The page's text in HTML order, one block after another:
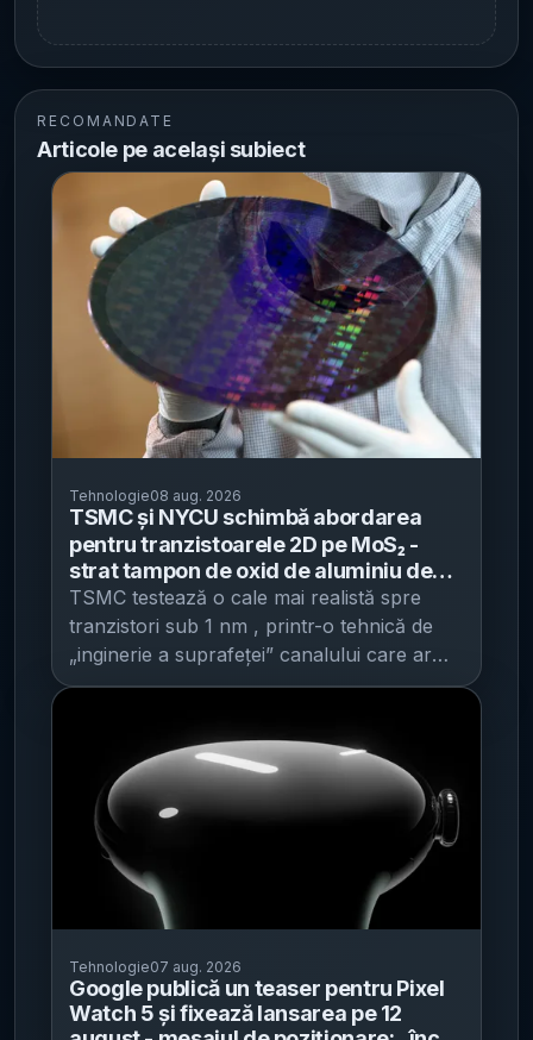
RECOMANDATE
Articole pe același subiect
Tehnologie08 aug. 2026
TSMC și NYCU schimbă abordarea
pentru tranzistoarele 2D pe MoS₂ -
strat tampon de oxid de aluminiu de
0,42 nm pentru control mai bun al
curentului la dimensiuni sub-1 nm
TSMC testează o cale mai realistă spre
tranzistori sub 1 nm , printr-o tehnică de
„inginerie a suprafeței” canalului care ar
putea reduce rezistența și îmbunătăți
Wccftech . Miza este una operațională:
dacă metoda se dovedește scalabilă, ar
putea simplifica una dintre cele mai dificile
etape la tranzistorii 2D (depunerea
uniformă a stratului izolator al porții), un
blocaj major în miniaturizarea dincolo de
generațiile actuale. De ce contează: limita
arhitecturile folosite azi pe scară largă
(FinFET și GaaFET), poarta „înconjoară”
canalul pentru a controla mai bine fluxul
Tehnologie07 aug. 2026
Google publică un teaser pentru Pixel
Watch 5 și fixează lansarea pe 12